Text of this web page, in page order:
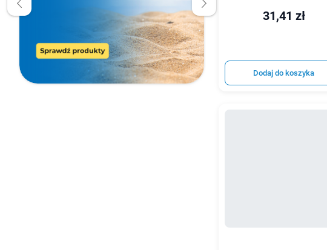
31,41 zł
Dodaj do koszyka